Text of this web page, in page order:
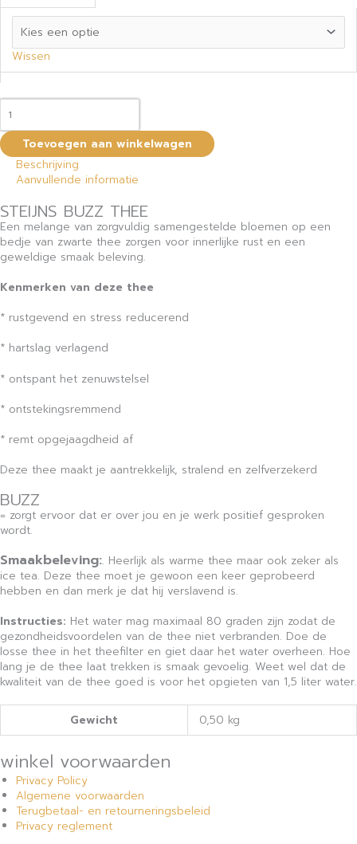
Wissen
Toevoegen aan winkelwagen
Beschrijving
Aanvullende informatie
STEIJNS BUZZ THEE
Een melange van zorgvuldig samengestelde bloemen op een
bedje van zwarte thee zorgen voor innerlijke rust en een
geweldige smaak beleving.
Kenmerken van deze thee
* rustgevend en stress reducerend
* hartslag verlagend
* ontspant het zenuwstelsel
* ontstekingsremmend
* remt opgejaagdheid af
Deze thee maakt je aantrekkelijk, stralend en zelfverzekerd
BUZZ
= zorgt ervoor dat er over jou en je werk positief gesproken
wordt.
Smaakbeleving:. Heerlijk als warme thee maar ook zeker als
ice tea. Deze thee moet je gewoon een keer geprobeerd
hebben en dan merk je dat hij verslavend is.
Instructies: Het water mag maximaal 80 graden zijn zodat de
gezondheidsvoordelen van de thee niet verbranden. Doe de
losse thee in het theefilter en giet daar het water overheen. Hoe
lang je de thee laat trekken is smaak gevoelig. Weet wel dat de
kwaliteit van de thee goed is voor het opgieten van 1,5 liter water.
Gewicht 0,50 kg
winkel voorwaarden
Privacy Policy
Algemene voorwaarden
Terugbetaal- en retourneringsbeleid
Privacy reglement